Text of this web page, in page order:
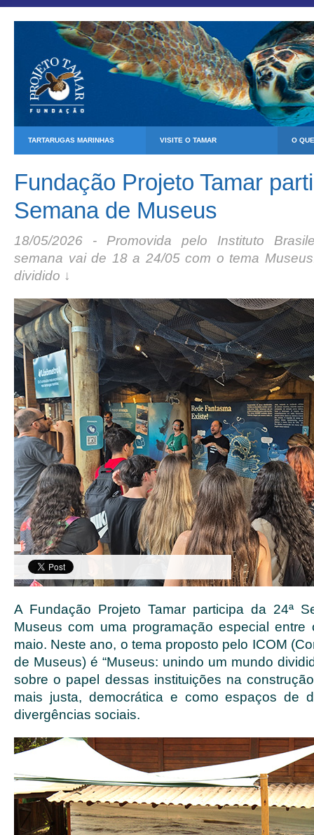
TARTARUGAS MARINHAS VISITE O TAMAR O
Fundação Projeto Tamar
Semana de Museus
18/05/2026 - Promovida pelo Instituto
semana vai de 18 a 24/05 com o tema
dividido ↓
A Fundação Projeto Tamar participa da 24ª
Museus com uma programação especial
maio. Neste ano, o tema proposto pelo ICOM
de Museus) é “Museus: unindo um mundo
sobre o papel dessas instituições na
mais justa, democrática e como espaços de
divergências sociais.